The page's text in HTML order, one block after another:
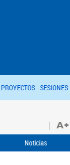
PROYECTOS -SESIONES
Noticias